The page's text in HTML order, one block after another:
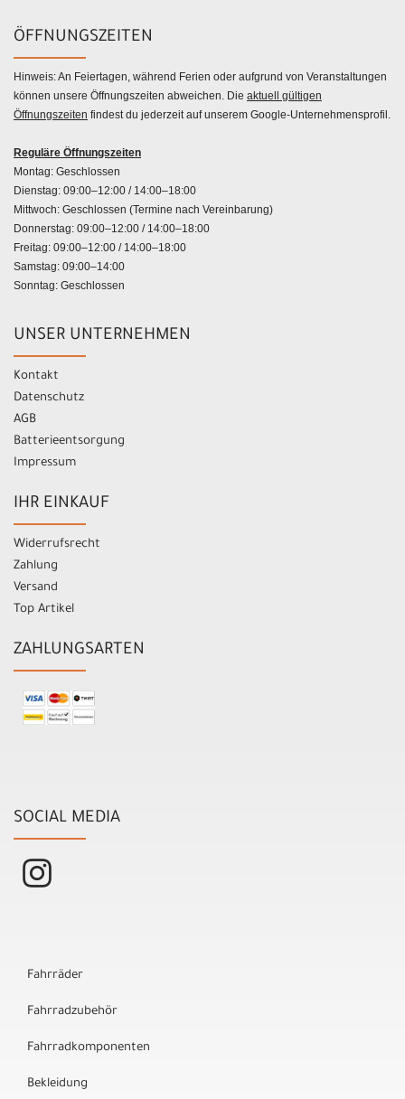
ÖFFNUNGSZEITEN
Hinweis: An Feiertagen, während Ferien oder aufgrund von Veranstaltungen
können unsere Öffnungszeiten abweichen. Die aktuell gültigen
Öffnungszeiten findest du jederzeit auf unserem Google-Unternehmensprofil.
Reguläre Öffnungszeiten
Montag: Geschlossen
Dienstag: 09:00–12:00 / 14:00–18:00
Mittwoch: Geschlossen (Termine nach Vereinbarung)
Donnerstag: 09:00–12:00 / 14:00–18:00
Freitag: 09:00–12:00 / 14:00–18:00
Samstag: 09:00–14:00
Sonntag: Geschlossen
UNSER UNTERNEHMEN
Kontakt
Datenschutz
AGB
Batterieentsorgung
Impressum
IHR EINKAUF
Widerrufsrecht
Zahlung
Versand
Top Artikel
ZAHLUNGSARTEN
SOCIAL MEDIA
Fahrräder
Fahrradzubehör
Fahrradkomponenten
Bekleidung